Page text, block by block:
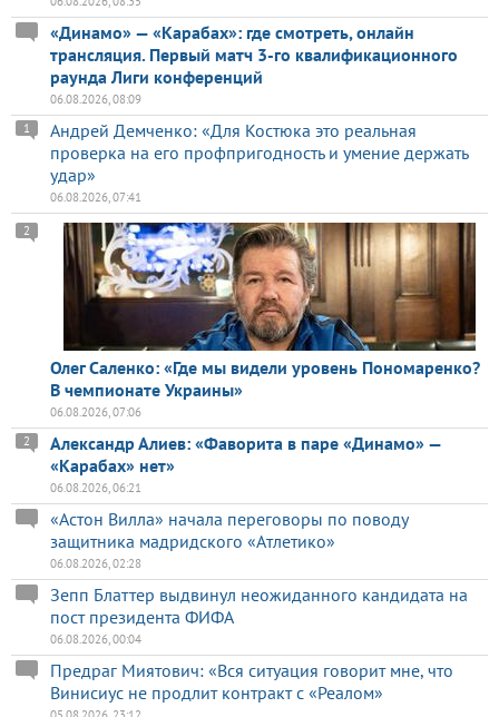
«Динамо» — «Карабах»: где смотреть, онлайн
трансляция. Первый матч 3-го квалификационного
раунда Лиги конференций
06.08.2026, 08:09
Андрей Демченко: «Для Костюка это реальная
проверка на его профпригодность и умение держать
удар»
1
06.08.2026, 07:41
Олег Саленко: «Где мы видели уровень Пономаренко?
В чемпионате Украины»
2
06.08.2026, 07:06
Александр Алиев: «Фаворита в паре «Динамо» —
«Карабах» нет»
2
06.08.2026, 06:21
«Астон Вилла» начала переговоры по поводу
защитника мадридского «Атлетико»
06.08.2026, 02:28
Зепп Блаттер выдвинул неожиданного кандидата на
пост президента ФИФА
06.08.2026, 00:04
Предраг Миятович: «Вся ситуация говорит мне, что
Винисиус не продлит контракт с «Реалом»